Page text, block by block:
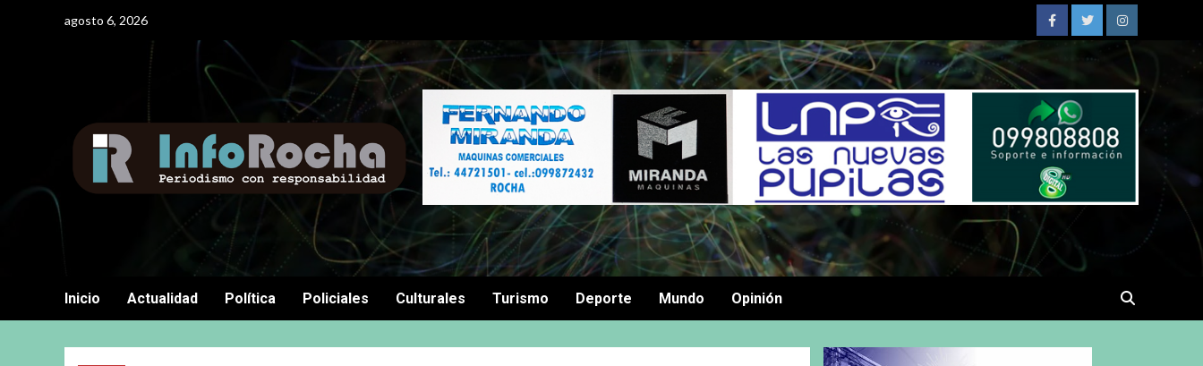
agosto 6, 2026
FacebookTwitterInstagram
Inicio Actualidad Política Policiales Culturales Turismo Deporte Mundo Opinión